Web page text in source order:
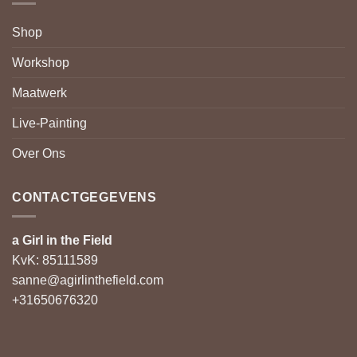
Shop
Workshop
Maatwerk
Live-Painting
Over Ons
CONTACTGEGEVENS
a Girl in the Field
KvK: 85111589
sanne@agirlinthefield.com
+31650676320